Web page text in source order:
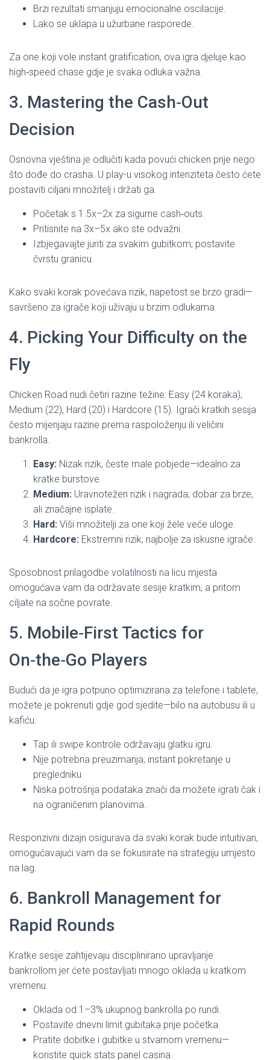
Brzi rezultati smanjuju emocionalne oscilacije.
Lako se uklapa u užurbane rasporede.
Za one koji vole instant gratification, ova igra djeluje kao
high‑speed chase gdje je svaka odluka važna.
3. Mastering the Cash‑Out
Decision
Osnovna vještina je odlučiti kada povući chicken prije nego
što dođe do crasha. U play-u visokog intenziteta često ćete
postaviti ciljani množitelj i držati ga.
Početak s 1.5x–2x za sigurne cash‑outs.
Pritisnite na 3x–5x ako ste odvažni.
Izbjegavajte juriti za svakim gubitkom; postavite
čvrstu granicu.
Kako svaki korak povećava rizik, napetost se brzo gradi—
savršeno za igrače koji uživaju u brzim odlukama.
4. Picking Your Difficulty on the
Fly
Chicken Road nudi četiri razine težine: Easy (24 koraka),
Medium (22), Hard (20) i Hardcore (15). Igrači kratkih sesija
često mijenjaju razine prema raspoloženju ili veličini
bankrolla.
Easy: Nizak rizik, česte male pobjede—idealno za
kratke burstove.
Medium: Uravnotežen rizik i nagrada; dobar za brze,
ali značajne isplate.
Hard: Viši množitelji za one koji žele veće uloge.
Hardcore: Ekstremni rizik; najbolje za iskusne igrače.
Sposobnost prilagodbe volatilnosti na licu mjesta
omogućava vam da održavate sesije kratkim, a pritom
ciljate na sočne povrate.
5. Mobile‑First Tactics for
On‑the‑Go Players
Budući da je igra potpuno optimizirana za telefone i tablete,
možete je pokrenuti gdje god sjedite—bilo na autobusu ili u
kafiću.
Tap ili swipe kontrole održavaju glatku igru.
Nije potrebna preuzimanja; instant pokretanje u
pregledniku.
Niska potrošnja podataka znači da možete igrati čak i
na ograničenim planovima.
Responzivni dizajn osigurava da svaki korak bude intuitivan,
omogućavajući vam da se fokusirate na strategiju umjesto
na lag.
6. Bankroll Management for
Rapid Rounds
Kratke sesije zahtijevaju disciplinirano upravljanje
bankrollom jer ćete postavljati mnogo oklada u kratkom
vremenu.
Oklada od 1–3% ukupnog bankrolla po rundi.
Postavite dnevni limit gubitaka prije početka.
Pratite dobitke i gubitke u stvarnom vremenu—
koristite quick stats panel casina.